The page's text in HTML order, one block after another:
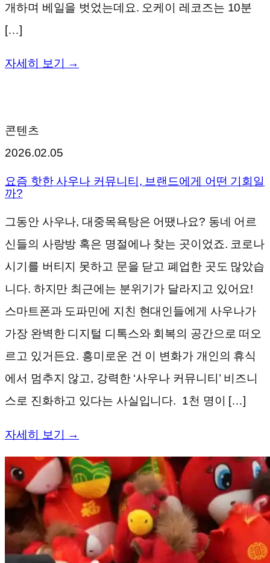
개하며 베일을 벗었는데요. 오케이 레코즈는 10분
[…]
자세히 보기 →
콘텐츠
2026.02.05
요즘 핫한 사우나 커뮤니티, 브랜드에게 어떤 기회일
까?
그동안 사우나, 대중목욕탕은 어땠나요? 동네 어르
신들의 사랑방 혹은 명절에나 찾는 곳이었죠. 코로나
시기를 버티지 못하고 문을 닫고 폐업한 곳도 많았습
니다. 하지만 최근에는 분위기가 달라지고 있어요!
스마트폰과 도파민에 지친 현대인들에게 사우나가
가장 완벽한 디지털 디톡스와 회복의 공간으로 떠오
르고 있거든요. 흥미로운 건 이 변화가 개인의 휴식
에서 멈추지 않고, 강력한 ‘사우나 커뮤니티’ 비즈니
스로 진화하고 있다는 사실입니다. 1천 명이 […]
자세히 보기 →